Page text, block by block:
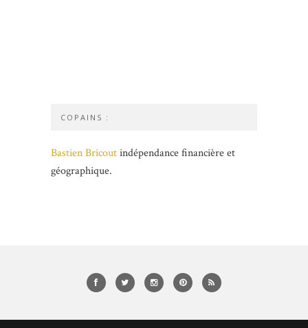
COPAINS :
Bastien Bricoutindépendance financière et
géographique.